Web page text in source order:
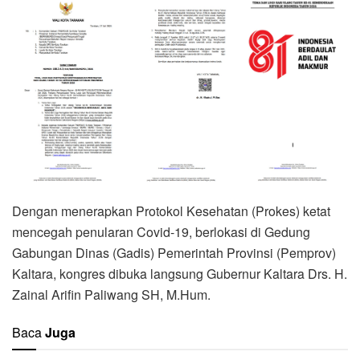
Dengan menerapkan Protokol Kesehatan (Prokes) ketat
mencegah penularan Covid-19, berlokasi di Gedung
Gabungan Dinas (Gadis) Pemerintah Provinsi (Pemprov)
Kaltara, kongres dibuka langsung Gubernur Kaltara Drs. H.
Zainal Arifin Paliwang SH, M.Hum.
BacaJuga